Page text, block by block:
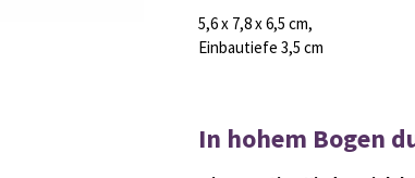
5,6 x 7,8 x 6,5 cm,
Einbautiefe 3,5 cm
In hohem Bogen